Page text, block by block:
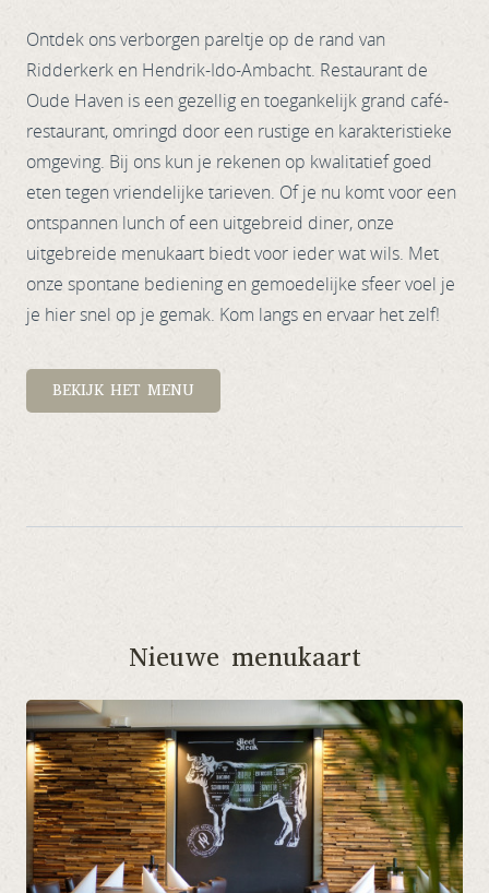
Ontdek ons verborgen pareltje op de rand van
Ridderkerk en Hendrik-Ido-Ambacht. Restaurant de
Oude Haven is een gezellig en toegankelijk grand café-
restaurant, omringd door een rustige en karakteristieke
omgeving. Bij ons kun je rekenen op kwalitatief goed
eten tegen vriendelijke tarieven. Of je nu komt voor een
ontspannen lunch of een uitgebreid diner, onze
uitgebreide menukaart biedt voor ieder wat wils. Met
onze spontane bediening en gemoedelijke sfeer voel je
je hier snel op je gemak. Kom langs en ervaar het zelf!
BEKIJK HET MENU
Nieuwe menukaart